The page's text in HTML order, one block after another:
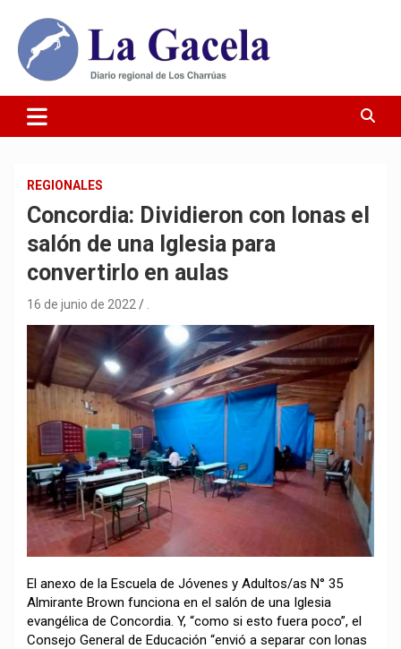
contenido
Diario La Gacela
REGIONALES
Concordia: Dividieron con lonas el
salón de una Iglesia para
convertirlo en aulas
16 de junio de 2022
El anexo de la Escuela de Jóvenes y Adultos/as N° 35
Almirante Brown funciona en el salón de una Iglesia
evangélica de Concordia. Y, “como si esto fuera poco”, el
Consejo General de Educación “envió a separar con lonas